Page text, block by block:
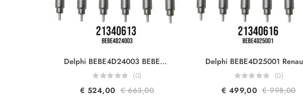
Delphi BEBE4D24003 BEBE4D16003 Volvo Trucks 21340613 7421340613 21371674 85003265 20584347 20972223 For D13A FM360/400/440 EUI Diesel Injector Euro 5
(0)
€ 524,00 €663,00
(0)
€ 499,00 €998,00